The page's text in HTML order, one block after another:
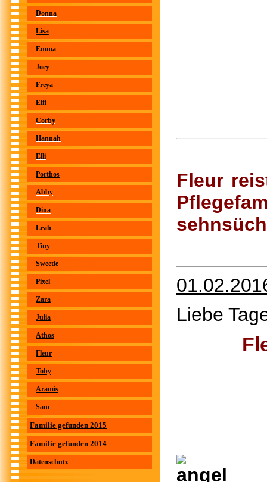
Donna
Lisa
Emma
Joey
Freya
Elfi
Corby
Hannah
Elli
Porthos
Abby
Dina
Leah
Tiny
Sweetie
Pixel
Zara
Julia
Athos
Fleur
Toby
Aramis
Sam
Familie gefunden 2015
Familie gefunden 2014
Datenschutz
Fleur
Liebe